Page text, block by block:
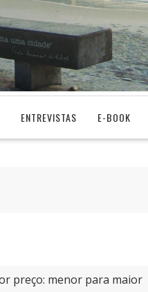
ENTREVISTAS E-BOOK